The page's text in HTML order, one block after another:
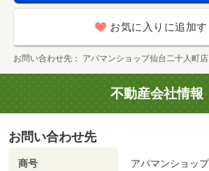
お気に入りに追加す
お問い合わせ先 アパマンショップ仙台二十人
不動産会社情報
お問い合わせ先
商号
アパマンショッ